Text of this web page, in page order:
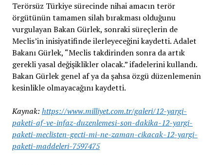
Terörsüz Türkiye sürecinde nihai amacın terör
örgütünün tamamen silah bırakması olduğunu
vurgulayan Bakan Gürlek, sonraki süreçlerin de
Meclis’in inisiyatifinde ilerleyeceğini kaydetti. Adalet
Bakanı Gürlek, “Meclis takdirinden sonra da artık
gerekli yasal değişiklikler olacak.” ifadelerini kullandı.
Bakan Gürlek genel af ya da şahsa özgü düzenlemenin
kesinlikle olmayacağını kaydetti.
Kaynak: https://www.milliyet.com.tr/galeri/12-yargi-
paketi-af-ve-infaz-duzenlemesi-son-dakika-12-yargi-
paketi-meclisten-gecti-mi-ne-zaman-cikacak-12-yargi-
paketi-maddeleri-7597475